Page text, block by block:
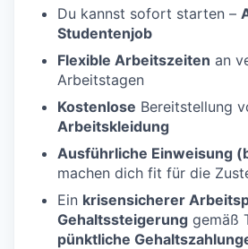
Du kannst sofort starten –
Studentenjob
Flexible Arbeitszeiten an
Arbeitstagen
Kostenlose Bereitstellung
Arbeitskleidung
Ausführliche Einweisung
machen dich fit für die
Ein krisensicherer
Gehaltssteigerung gemäß
pünktliche